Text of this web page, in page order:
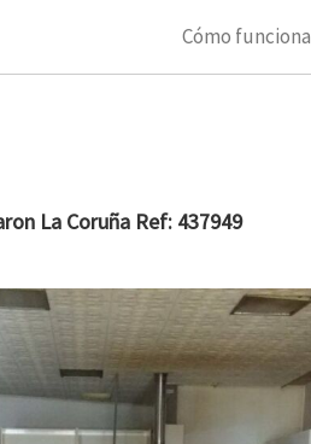
Cómo funciona
La Coruña Ref: 437949